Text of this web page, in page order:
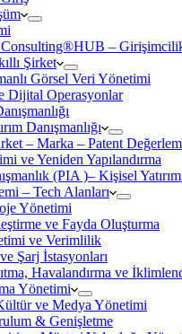
Consulting®HUB –
Şirket
Görsel Veri Yönetimi
Dijital Operasyonlar
Danışmanlığı
– Marka – Patent
ve Yeniden Yapılandırma
(PIA )– Kişisel
– Tech Alanları
Yönetimi
ve Fayda Oluşturma
ve Verimlilik
Şarj İstasyonları
Havalandırma ve
Yönetimi
ve Medya Yönetimi
& Genişletme